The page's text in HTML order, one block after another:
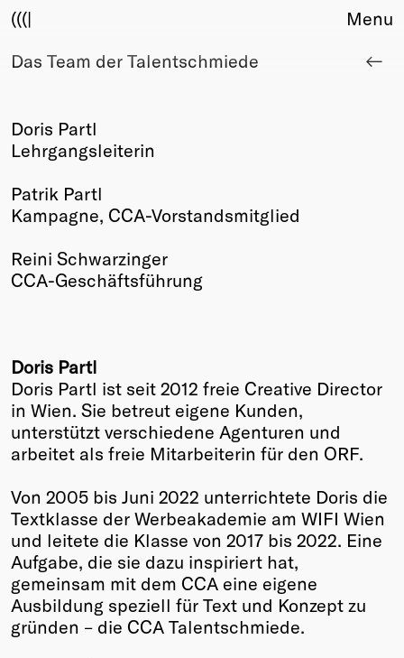
(((|
About
Sponsors
Fair Work
Events
Past
Young Creatives
Friends of Creativity
Winners
2026
Annual
Menu
Das Team der Talentschmiede
Doris Partl
Lehrgangsleiterin
Patrik Partl
Kampagne, CCA-Vorstandsmitglied
Reini Schwarzinger
CCA-Geschäftsführung
Doris Partl
Doris Partl ist seit 2012 freie Creative Director
in Wien. Sie betreut eigene Kunden,
unterstützt verschiedene Agenturen und
arbeitet als freie Mitarbeiterin für den ORF.
Von 2005 bis Juni 2022 unterrichtete Doris die
Textklasse der Werbeakademie am WIFI Wien
und leitete die Klasse von 2017 bis 2022. Eine
Aufgabe, die sie dazu inspiriert hat,
gemeinsam mit dem CCA eine eigene
Ausbildung speziell für Text und Konzept zu
gründen – die CCA Talentschmiede.